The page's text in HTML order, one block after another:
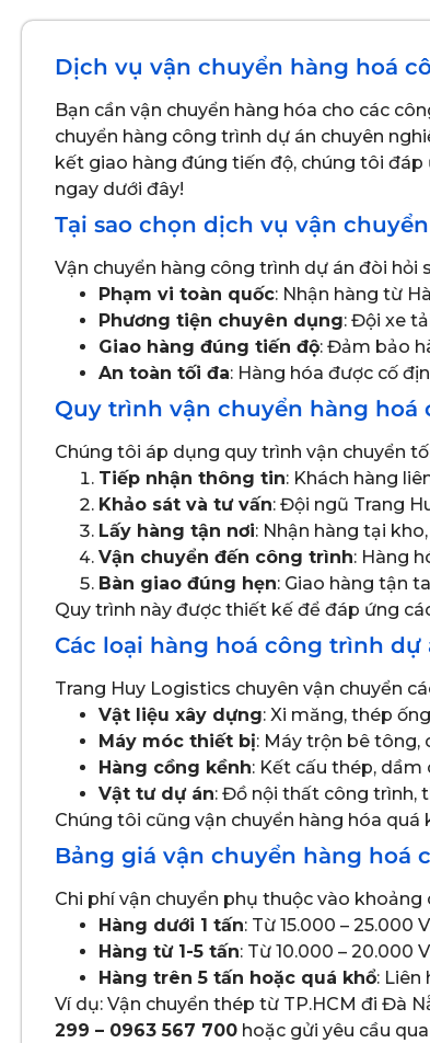
Dịch vụ vận chuyển hàng hoá
Bạn cần vận chuyển hàng hóa cho các
chuyển hàng công trình dự án chuyên
kết giao hàng đúng tiến độ, chúng tôi đáp
ngay dưới đây!
Tại sao chọn dịch vụ vận
Vận chuyển hàng công trình dự án đòi hỏi
Phạm vi toàn quốc: Nhận hàng từ
Phương tiện chuyên dụng: Đội xe
Giao hàng đúng tiến độ: Đảm bảo
An toàn tối đa: Hàng hóa được cố
Quy trình vận chuyển hàng hoá
Chúng tôi áp dụng quy trình vận chuyển
Tiếp nhận thông tin: Khách hàng
Khảo sát và tư vấn: Đội ngũ Trang
Lấy hàng tận nơi: Nhận hàng tại
Vận chuyển đến công trình: Hàng
Bàn giao đúng hẹn: Giao hàng tận
Quy trình này được thiết kế để đáp ứng
Các loại hàng hoá công trình dự
Trang Huy Logistics chuyên vận chuyển
Vật liệu xây dựng: Xi măng, thép
Máy móc thiết bị: Máy trộn bê tông,
Hàng cồng kềnh: Kết cấu thép, dầm
Vật tư dự án: Đồ nội thất công trình,
Chúng tôi cũng vận chuyển hàng hóa
Bảng giá vận chuyển hàng hoá
Chi phí vận chuyển phụ thuộc vào
Hàng dưới 1 tấn: Từ 15.000 – 25.000
Hàng từ 1-5 tấn: Từ 10.000 – 20.000
Hàng trên 5 tấn hoặc quá khổ: Liên
Ví dụ: Vận chuyển thép từ TP.HCM đi Đà
299 – 0963 567 700 hoặc gửi yêu cầu